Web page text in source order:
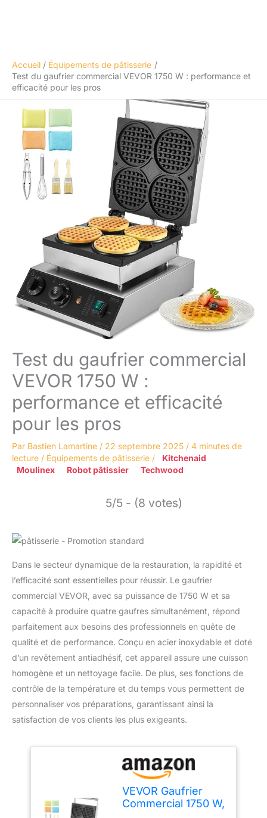
Accueil
Équipements de pâtisserie
Test du gaufrier commercial VEVOR 1750 W : performance et
efficacité pour les pros
Test du gaufrier commercial
VEVOR 1750 W :
performance et efficacité
pour les pros
Par Bastien Lamartine / 22 septembre 2025 / 4 minutes de
lecture / Équipements de pâtisserie /
Kitchenaid
Moulinex
Robot pâtissier Techwood
5/5 - (8 votes)
Dans le secteur dynamique de la restauration, la rapidité et
l’efficacité sont essentielles pour réussir. Le gaufrier
commercial VEVOR, avec sa puissance de 1750 W et sa
capacité à produire quatre gaufres simultanément, répond
parfaitement aux besoins des professionnels en quête de
qualité et de performance. Conçu en acier inoxydable et doté
d’un revêtement antiadhésif, cet appareil assure une cuisson
homogène et un nettoyage facile. De plus, ses fonctions de
contrôle de la température et du temps vous permettent de
personnaliser vos préparations, garantissant ainsi la
satisfaction de vos clients les plus exigeants.
VEVOR Gaufrier
Commercial 1750 W,